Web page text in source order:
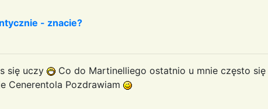
- znacie?
się uczy
Co do Martinelliego ostatnio u mnie często
Cenerentola Pozdrawiam